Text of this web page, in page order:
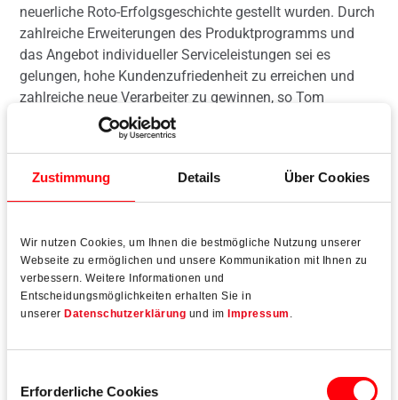
Zustimmung Details Über Cookies
Wir nutzen Cookies, um Ihnen die bestmögliche Nutzung unserer
Webseite zu ermöglichen und unsere Kommunikation mit Ihnen zu
verbessern. Weitere Informationen und
Entscheidungsmöglichkeiten erhalten Sie in
unserer Datenschutzerklärung und im Impressum .
Erforderliche Cookies
neuerliche Roto-Erfolgsgeschichte gestellt wurden. Durch
zahlreiche Erweiterungen des Produktprogramms und
das Angebot individueller Serviceleistungen sei es
gelungen, hohe Kundenzufriedenheit zu erreichen und
zahlreiche neue Verarbeiter zu gewinnen, so Tom
Vermeulen, Leiter Vertrieb & Innovation Door. Auf der
Fensterbau Frontale werden, so seine Ankündigung, alle
neue Verriegelungen aus dem Programm „Roto Safe“ zu
sehen sein.
Mehr lesen